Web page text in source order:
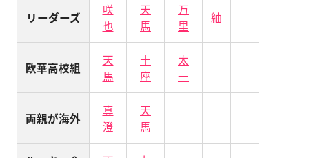
リーダーズ
咲
也
天
馬
万
里
紬
欧華高校組
天
馬
十
座
太
一
両親が海外
真
澄
天
馬